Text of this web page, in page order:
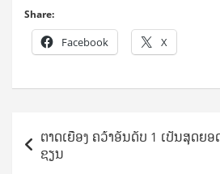
Share:
Facebook X
navigation
ຕາດເຍືອງ ຄວ້າອັນດັບ 1 ເປັນສຸດຍ
ຊຽນ